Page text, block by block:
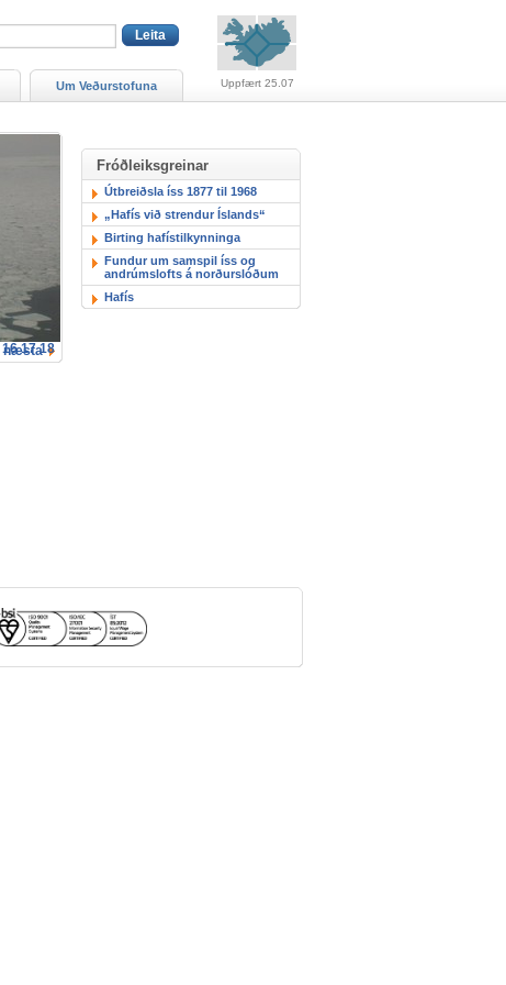
16 17 18
næsta
Fróðleiksgreinar
Útbreiðsla íss 1877 til 1968
„Hafís við strendur Íslands“
Birting hafístilkynninga
Fundur um samspil íss og
andrúmslofts á norðurslóðum
Hafís
Um Veðurstofuna Uppfært 25.07